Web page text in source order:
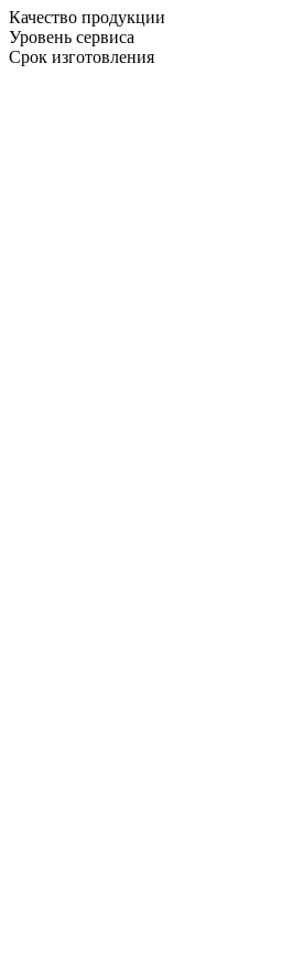
Качество продукции
Уровень сервиса
Срок изготовления